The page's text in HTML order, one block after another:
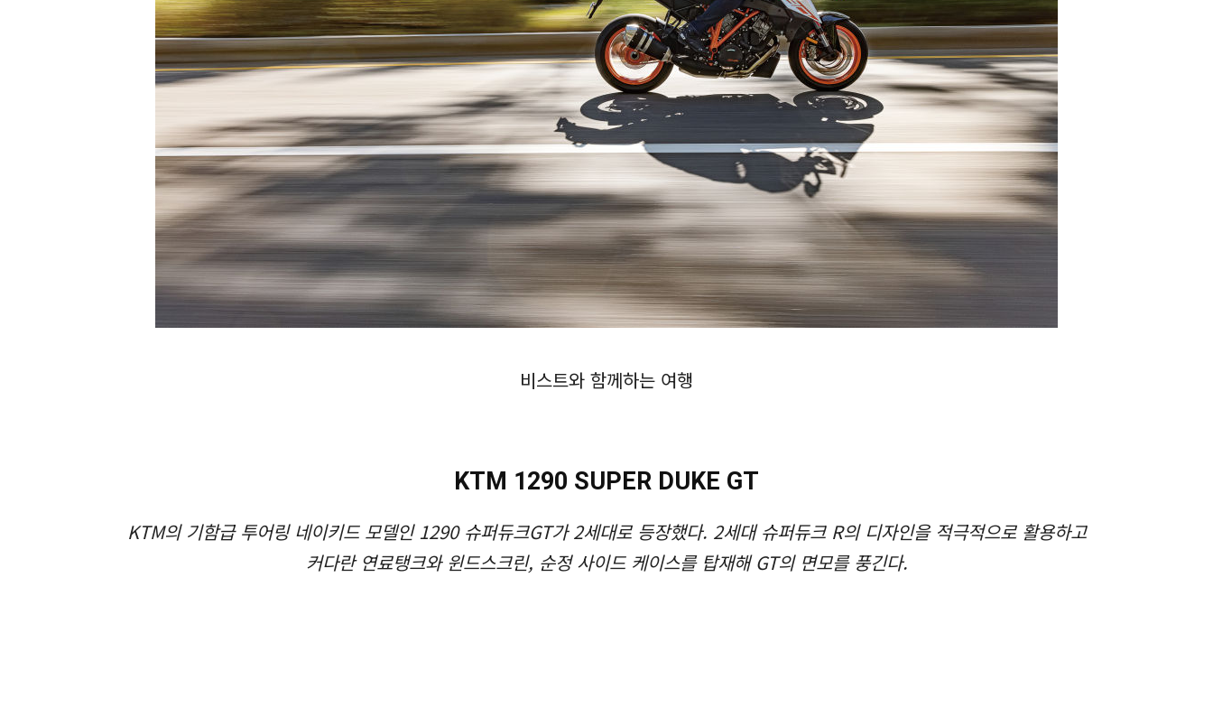
비스트와 함께하는 여행
KTM 1290 SUPER DUKE GT
KTM의 기함급 투어링 네이키드 모델인 1290 슈퍼듀크GT가 2세대로 등장했다. 2세대 슈퍼듀크 R의 디자인을 적극적으로 활용하고
커다란 연료탱크와 윈드스크린, 순정 사이드 케이스를 탑재해 GT의 면모를 풍긴다.